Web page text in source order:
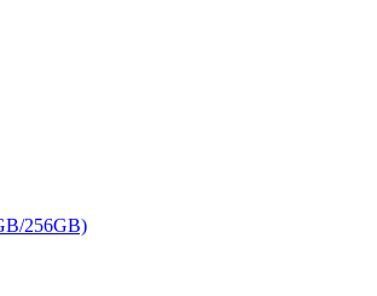
256GB)